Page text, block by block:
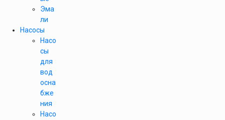
Эма
ли
Насосы
Насо
сы
для
вод
осна
бже
ния
Насо